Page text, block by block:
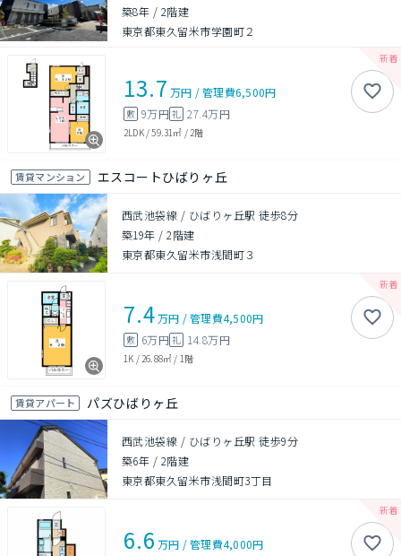
築8年 / 2階建
東京都東久留米市学園町２
13.7 万円 /管理費6,500円
敷 9万円礼 27.4万円
2LDK/59.31㎡ / 2階
賃貸マンション エスコートひばりヶ丘
西武池袋線 / ひばりヶ丘駅 徒歩8分
築19年 /2階建
東京都東久留米市浅間町３
7.4万円 /管理費4,500円
敷 6万円礼 14.8万円
1K / 26.88㎡ / 1階
賃貸アパート パズひばりヶ丘
西武池袋線 / ひばりヶ丘駅 徒歩9分
築6年 / 2階建
東京都東久留米市浅間町3丁目
6.6 万円 /管理費4,000円